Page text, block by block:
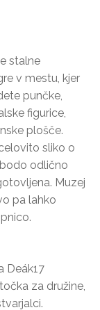
stalne
v mestu, kjer
punčke,
figurice,
plošče.
sliko o
odlično
Muzej
pa lahko
Deák17
za družine,